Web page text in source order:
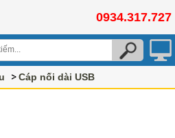
0934.317.727
Cáp nối dài USB